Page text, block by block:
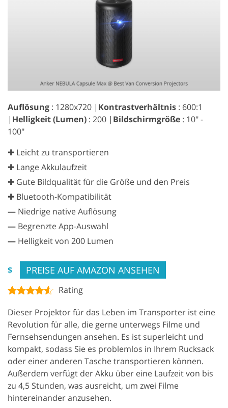
Auflösung : 1280x720 | Kontrastverhältnis : 600:1
| Helligkeit (Lumen) : 200 | Bildschirmgröße : 10" -
100"
✚ Leicht zu transportieren
✚ Lange Akkulaufzeit
✚ Gute Bildqualität für die Größe und den Preis
✚ Bluetooth-Kompatibilität
— Niedrige native Auflösung
— Begrenzte App-Auswahl
— Helligkeit von 200 Lumen
$ PREISE AUF AMAZON ANSEHEN
Rating
Dieser Projektor für das Leben im Transporter ist eine
Revolution für alle, die gerne unterwegs Filme und
Fernsehsendungen ansehen. Es ist superleicht und
kompakt, sodass Sie es problemlos in Ihrem Rucksack
oder einer anderen Tasche transportieren können.
Außerdem verfügt der Akku über eine Laufzeit von bis
zu 4,5 Stunden, was ausreicht, um zwei Filme
hintereinander anzusehen.